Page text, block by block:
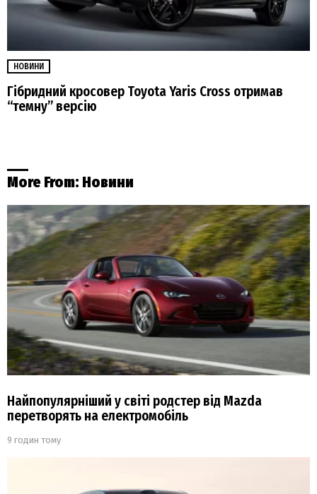
НОВИНИ
Гібридний кросовер Toyota Yaris Cross отримав
“темну” версію
More From: Новини
Найпопулярніший у світі родстер від Mazda
перетворять на електромобіль
9 годин тому